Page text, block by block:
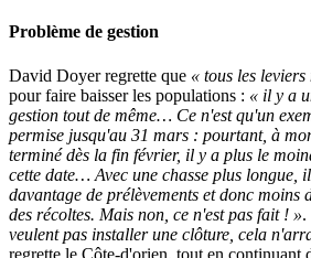
Problème de gestion
David Doyer regrette que « tous les leviers
pour faire baisser les populations : « il y a
gestion tout de même… Ce n'est qu'un
permise jusqu'au 31 mars : pourtant, à
terminé dès la fin février, il y a plus le
cette date… Avec une chasse plus longue,
davantage de prélèvements et donc moins
des récoltes. Mais non, ce n'est pas fait ! ».
veulent pas installer une clôture, cela
regrette le Côte-d'orien, tout en continuant